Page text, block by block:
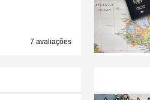
7 avaliações